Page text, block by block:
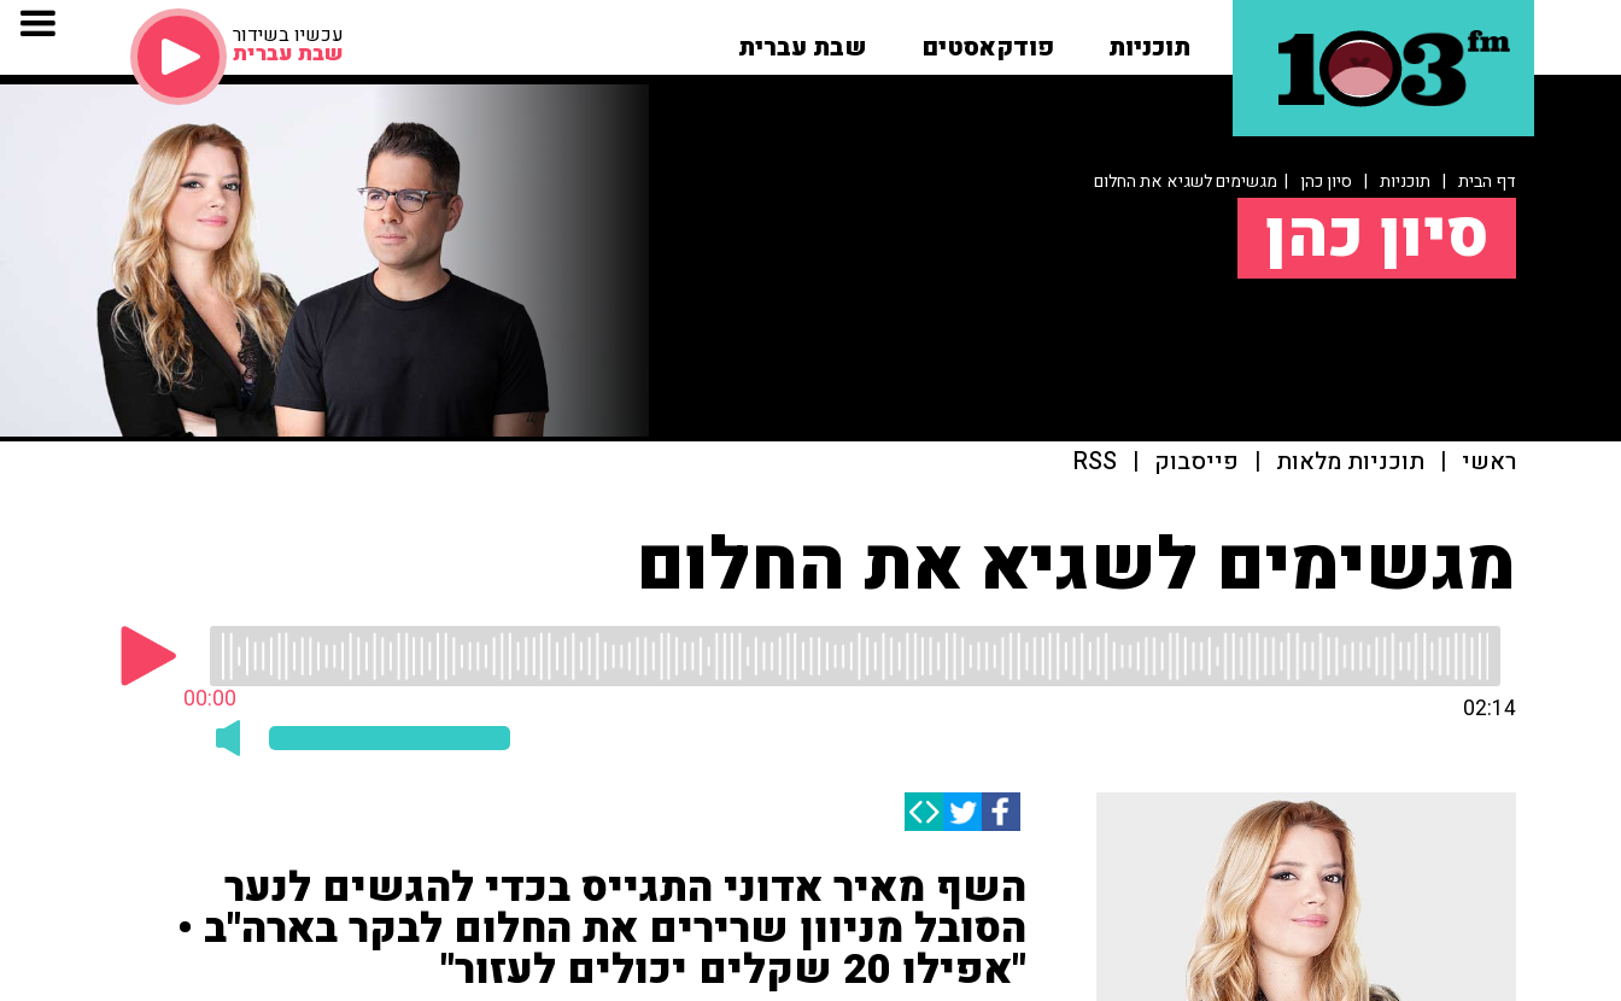
תוכניות פודקאסטים שבת עברית עכשיו בשידור
שבת עברית
דף הבית | תוכניות | סיון כהן | מגשימים לשגיא את החלום
סיון כהן
ראשי | תוכניות מלאות | פייסבוק |
RSS
מגשימים לשגיא את החלום
00:00 02:14
השף מאיר אדוני התגייס בכדי להגשים לנער
הסובל מניוון שרירים את החלום לבקר בארה"ב •
"אפילו 20 שקלים יכולים לעזור"